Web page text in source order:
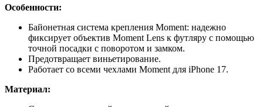
Особенности:
Байонетная система крепления Moment: надежно
фиксирует объектив Moment Lens к футляру с помощью
точной посадки с поворотом и замком.
Предотвращает виньетирование.
Работает со всеми чехлами Moment для iPhone 17.
Материал: